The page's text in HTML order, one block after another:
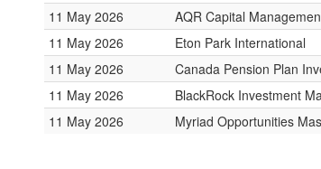
11 May 2026
AQR Capital
11 May 2026
Eton Park International
11 May 2026
Canada Pension Plan
11 May 2026
BlackRock Investment
11 May 2026
Myriad Opportunities